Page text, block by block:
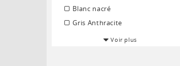
Blanc nacré
Gris Anthracite
Voir plus